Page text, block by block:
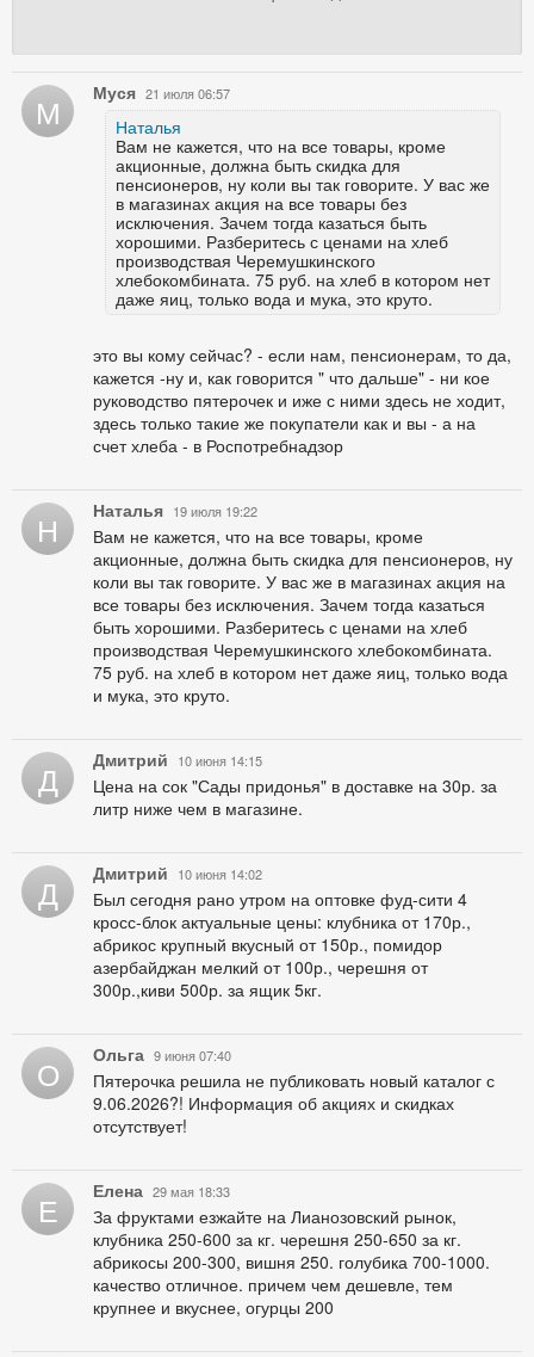
М Муся 21 июля 06:57
Наталья
Вам не кажется, что на все товары, кроме
акционные, должна быть скидка для
пенсионеров, ну коли вы так говорите. У вас же
в магазинах акция на все товары без
исключения. Зачем тогда казаться быть
хорошими. Разберитесь с ценами на хлеб
производствая Черемушкинского
хлебокомбината. 75 руб. на хлеб в котором нет
даже яиц, только вода и мука, это круто.
это вы кому сейчас? - если нам, пенсионерам, то да,
кажется -ну и, как говорится " что дальше" - ни кое
руководство пятерочек и иже с ними здесь не ходит,
здесь только такие же покупатели как и вы - а на
счет хлеба - в Роспотребнадзор
Н Наталья 19 июля 19:22
Вам не кажется, что на все товары, кроме
акционные, должна быть скидка для пенсионеров, ну
коли вы так говорите. У вас же в магазинах акция на
все товары без исключения. Зачем тогда казаться
быть хорошими. Разберитесь с ценами на хлеб
производствая Черемушкинского хлебокомбината.
75 руб. на хлеб в котором нет даже яиц, только вода
и мука, это круто.
Д Дмитрий 10 июня 14:15
Цена на сок "Сады придонья" в доставке на 30р. за
литр ниже чем в магазине.
Д Дмитрий 10 июня 14:02
Был сегодня рано утром на оптовке фуд-сити 4
кросс-блок актуальные цены: клубника от 170р.,
абрикос крупный вкусный от 150р., помидор
азербайджан мелкий от 100р., черешня от
300р.,киви 500р. за ящик 5кг.
О Ольга 9 июня 07:40
Пятерочка решила не публиковать новый каталог с
9.06.2026?! Информация об акциях и скидках
отсутствует!
Е Елена 29 мая 18:33
За фруктами езжайте на Лианозовский рынок,
клубника 250-600 за кг. черешня 250-650 за кг.
абрикосы 200-300, вишня 250. голубика 700-1000.
качество отличное. причем чем дешевле, тем
крупнее и вкуснее, огурцы 200